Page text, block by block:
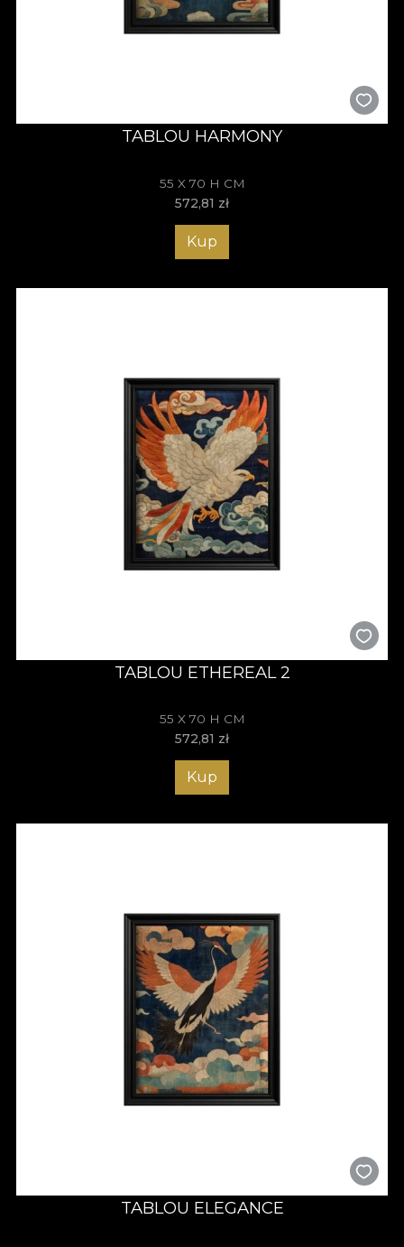
TABLOU HARMONY
55 X 70 H CM
572,81 zł
Kup
TABLOU ETHEREAL 2
55 X 70 H CM
572,81 zł
Kup
TABLOU ELEGANCE